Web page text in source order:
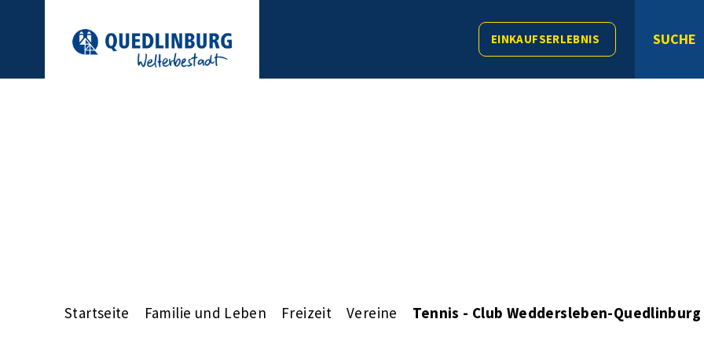
EINKAUFSERLEBNIS SUCHE
Startseite Familie und Leben Freizeit Vereine Tennis - Club Weddersleben-Quedlinburg